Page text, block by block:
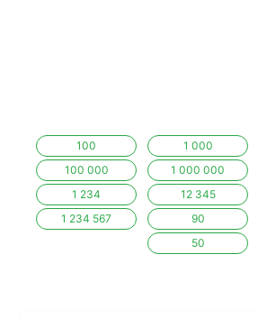
100 1 000
100 000
1 000 000
1 234
12 345
1 234 567
90
50